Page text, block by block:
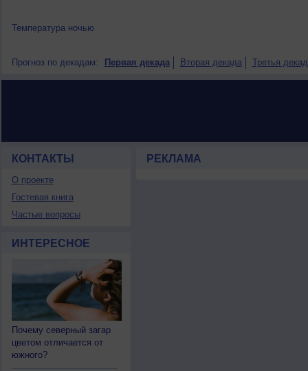
Температура ночью
Прогноз по декадам: Первая декада Вторая декада Третья
КОНТАКТЫ
О проекте
Гостевая книга
Частые вопросы
ИНТЕРЕСНОЕ
Почему северный загар
цветом отличается от
южного?
РЕКЛАМА